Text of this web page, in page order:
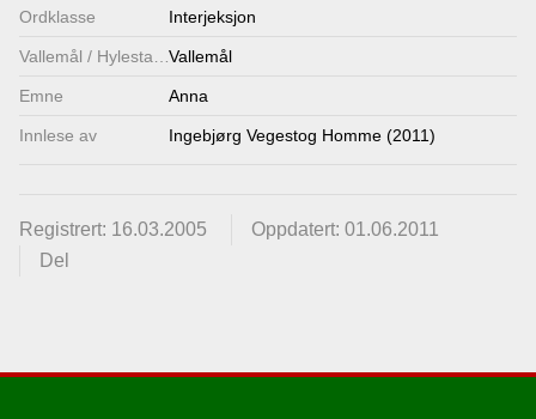
Ordklasse Interjeksjon
Vallemål / HylestadmålVallemål
Emne Anna
Innlese av Ingebjørg Vegestog Homme (2011)
Registrert: 16.03.2005
Oppdatert: 01.06.2011
Del
Kontakt
oss